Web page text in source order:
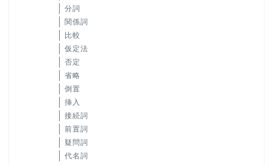
分詞
関係詞
比較
仮定法
否定
省略
倒置
挿入
接続詞
前置詞
疑問詞
代名詞